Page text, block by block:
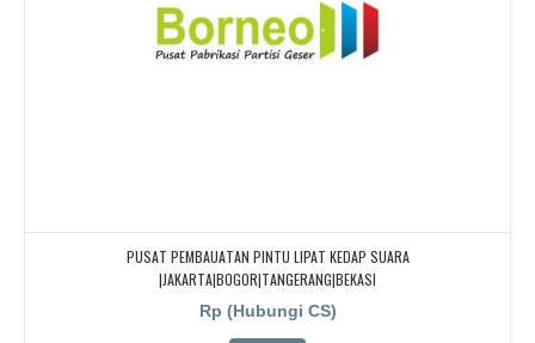
PUSAT PEMBAUATAN PINTU LIPAT KEDAP SUARA
|JAKARTA|BOGOR|TANGERANG|BEKASI
Rp (Hubungi CS)